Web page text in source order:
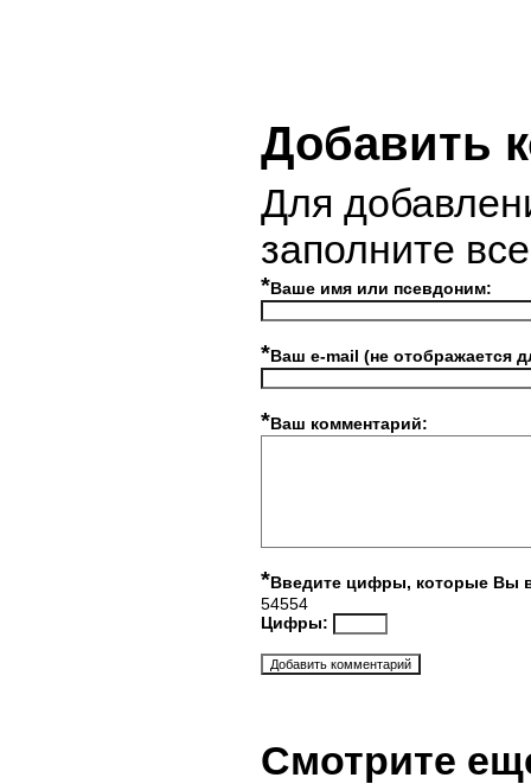
Добавить
Для
заполните
*Ваше имя или псевдоним:
*Ваш e-mail (не отображается
*Ваш комментарий:
*Введите цифры, которые Вы
54554
Цифры:
Смотрите